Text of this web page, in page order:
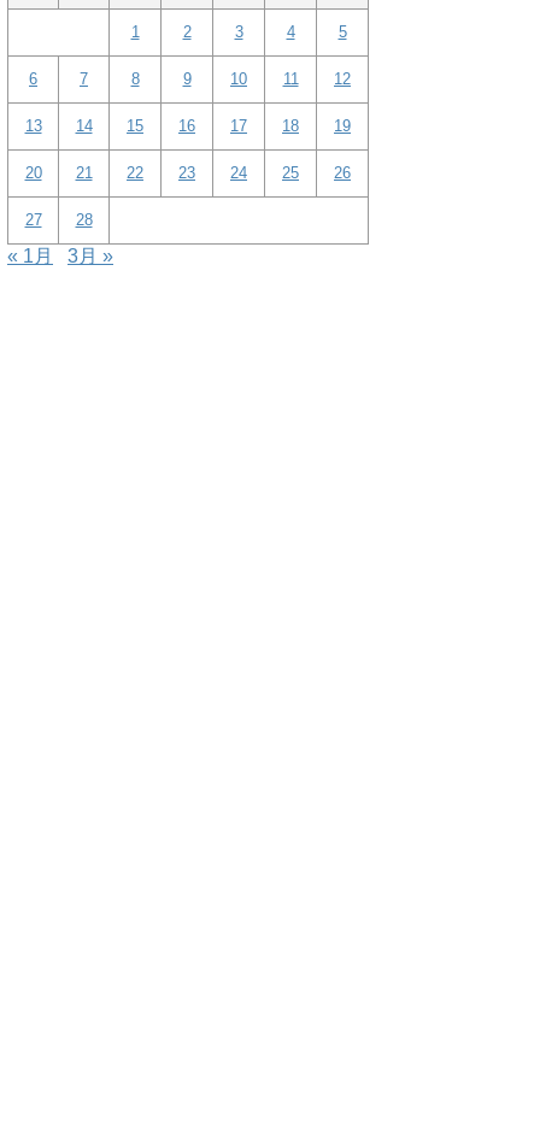
1 2 3 4 5
6 7 8 9 10 11 12
13 14 15 16 17 18 19
20 21 22 23 24 25 26
27 28
« 1月 3月 »